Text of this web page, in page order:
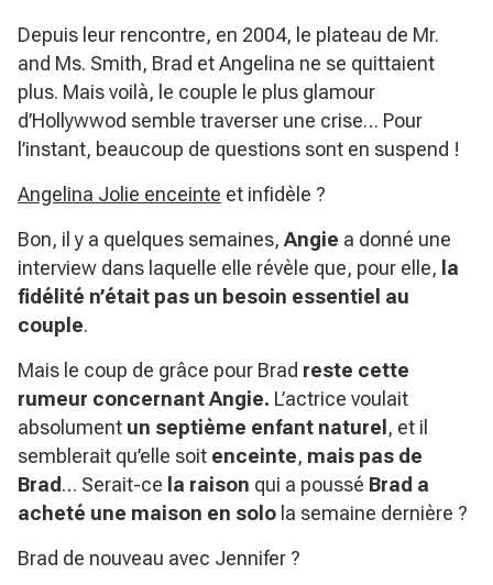
Depuis leur rencontre, en 2004, le plateau de Mr.
and Ms. Smith, Brad et Angelina ne se quittaient
plus. Mais voilà, le couple le plus glamour
d’Hollywwod semble traverser une crise… Pour
l’instant, beaucoup de questions sont en suspend !
Angelina Jolie enceinte et infidèle ?
Bon, il y a quelques semaines, Angie a donné une
interview dans laquelle elle révèle que, pour elle, la
fidélité n’était pas un besoin essentiel au
couple.
Mais le coup de grâce pour Brad reste cette
rumeur concernant Angie. L’actrice voulait
absolument un septième enfant naturel , et il
semblerait qu’elle soit enceinte, mais pas de
Brad… Serait-ce la raison qui a poussé Brad a
acheté une maison en solo la semaine dernière ?
Brad de nouveau avec Jennifer ?